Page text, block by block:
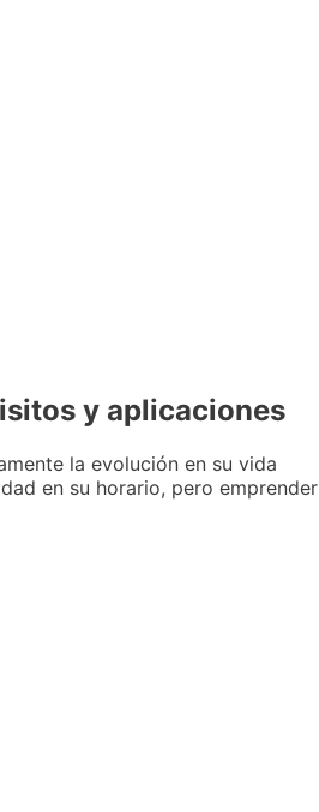
y aplicaciones
la evolución en su vida
en su horario, pero emprender